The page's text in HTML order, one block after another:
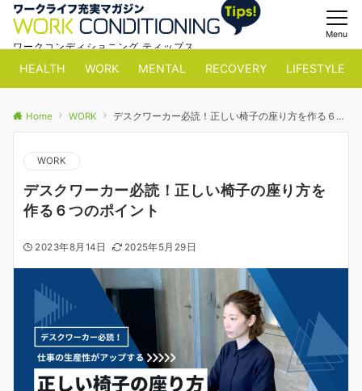
ワークコンディショニング ティップス
Menu
HEALTH WORK MENTAL RECOVERY LIFESTYLE
Home WORK デスクワーカー必読！正しい椅子の座り方を作る６つのポイント
WORK
デスクワーカー必読！正しい椅子の座り方を
作る６つのポイント
2023年8月14日 2025年5月29日